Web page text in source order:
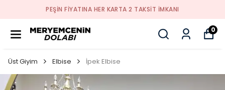
PEŞİN FİYATINA HER KARTA 2 TAKSİT İMKANI
0
Üst Giyim Elbise İpek Elbise